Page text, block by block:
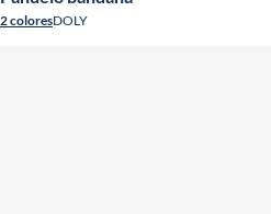
2 coloresDOLY